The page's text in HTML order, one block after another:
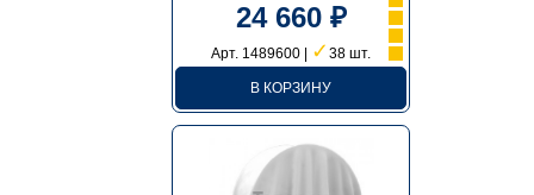
24 660 ₽
Арт. 1489600 | ✓38 шт.
В КОРЗИНУ